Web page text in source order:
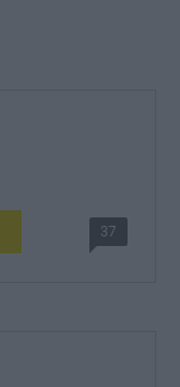
37